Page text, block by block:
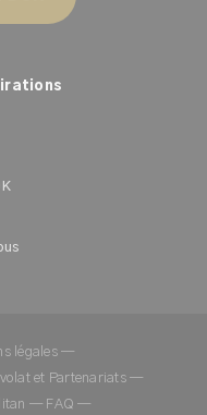
légales—
et Partenariats —
— FAQ —